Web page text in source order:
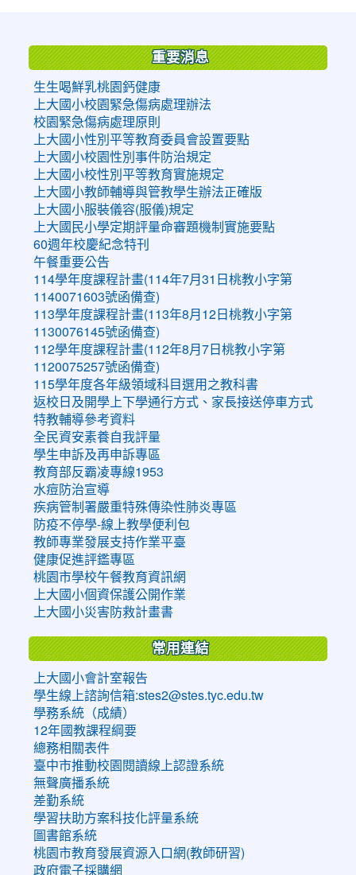
重要消息
生生喝鮮乳桃園鈣健康
上大國小校園緊急傷病處理辦法
校園緊急傷病處理原則
上大國小性別平等教育委員會設置要點
上大國小校園性別事件防治規定
上大國小校性別平等教育實施規定
上大國小教師輔導與管教學生辦法正確版
上大國小服裝儀容(服儀)規定
上大國民小學定期評量命審題機制實施要點
60週年校慶紀念特刊
午餐重要公告
114學年度課程計畫(114年7月31日桃教小字第
1140071603號函備查)
113學年度課程計畫(113年8月12日桃教小字第
1130076145號函備查)
112學年度課程計畫(112年8月7日桃教小字第
1120075257號函備查)
115學年度各年級領域科目選用之教科書
返校日及開學上下學通行方式、家長接送停車方式
特教輔導參考資料
全民資安素養自我評量
學生申訴及再申訴專區
教育部反霸凌專線1953
水痘防治宣導
疾病管制署嚴重特殊傳染性肺炎專區
防疫不停學-線上教學便利包
教師專業發展支持作業平臺
健康促進評鑑專區
桃園市學校午餐教育資訊網
上大國小個資保護公開作業
上大國小災害防救計畫書
常用連結
上大國小會計室報告
學生線上諮詢信箱:stes2@stes.tyc.edu.tw
學務系統（成績）
12年國教課程綱要
總務相關表件
臺中市推動校園閱讀線上認證系統
無聲廣播系統
差勤系統
學習扶助方案科技化評量系統
圖書館系統
桃園市教育發展資源入口網(教師研習)
政府電子採購網